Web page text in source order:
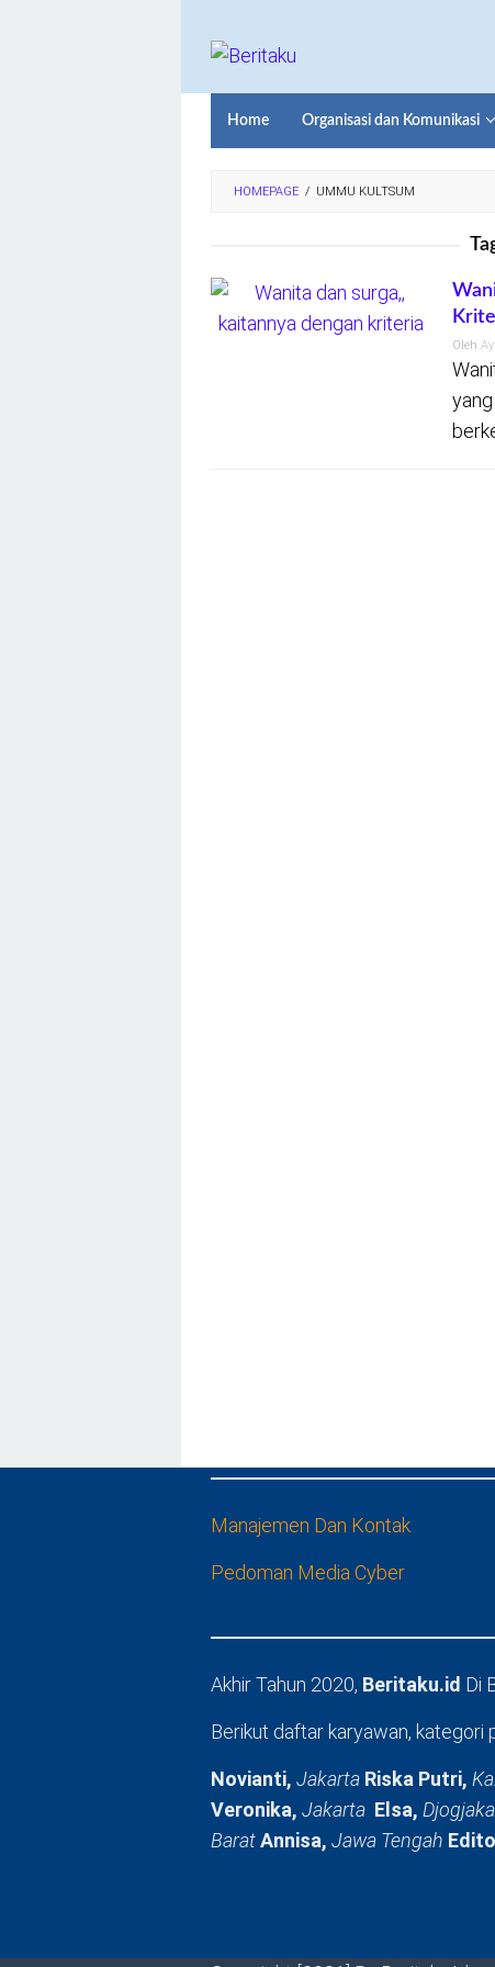
Home Organisasi dan Komunikasi
HOMEPAGE / UMMU KULTSUM
Oleh
Manajemen Dan Kontak
Pedoman Media Cyber
Akhir Tahun 2020, Beritaku.id Di
Berikut daftar karyawan, kategori
Novianti, Jakarta Riska Putri,
Veronika, Jakarta Elsa,
BaratAnnisa, Jawa Tengah